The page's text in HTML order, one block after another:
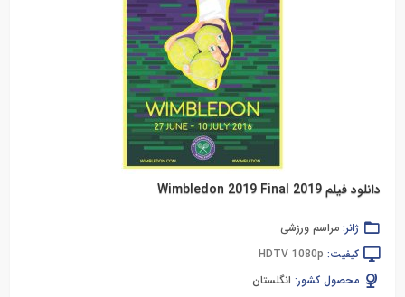
دانلود فیلم Wimbledon 2019 Final 2019
ژانر: مراسم ورزشی
کیفیت: HDTV 1080p
محصول کشور: انگلستان